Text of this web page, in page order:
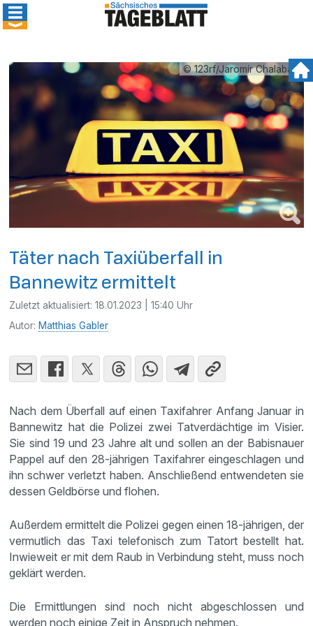
© 123rf/Jaromír Chalabala
Täter nach Taxiüberfall in
Bannewitz ermittelt
Zuletzt aktualisiert:18.01.2023 | 15:40 Uhr
Autor: Matthias Gabler
Nach dem Überfall auf einen Taxifahrer Anfang Januar in
Bannewitz hat die Polizei zwei Tatverdächtige im Visier.
Sie sind 19 und 23 Jahre alt und sollen an der Babisnauer
Pappel auf den 28-jährigen Taxifahrer eingeschlagen und
ihn schwer verletzt haben. Anschließend entwendeten sie
dessen Geldbörse und flohen.
Außerdem ermittelt die Polizei gegen einen 18-jährigen, der
vermutlich das Taxi telefonisch zum Tatort bestellt hat.
Inwieweit er mit dem Raub in Verbindung steht, muss noch
geklärt werden.
Die Ermittlungen sind noch nicht abgeschlossen und
werden noch einige Zeit in Anspruch nehmen.